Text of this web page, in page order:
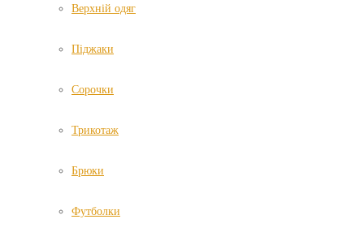
Верхній одяг
Піджаки
Сорочки
Трикотаж
Брюки
Футболки